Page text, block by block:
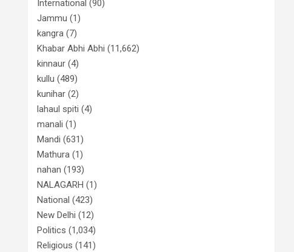
International (90)
Jammu (1)
kangra (7)
Khabar Abhi Abhi (11,662)
kinnaur (4)
kullu (489)
kunihar (2)
lahaul spiti (4)
manali (1)
Mandi (631)
Mathura (1)
nahan (193)
NALAGARH (1)
National (423)
New Delhi (12)
Politics (1,034)
Religious (141)